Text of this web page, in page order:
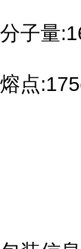
分子量
熔点